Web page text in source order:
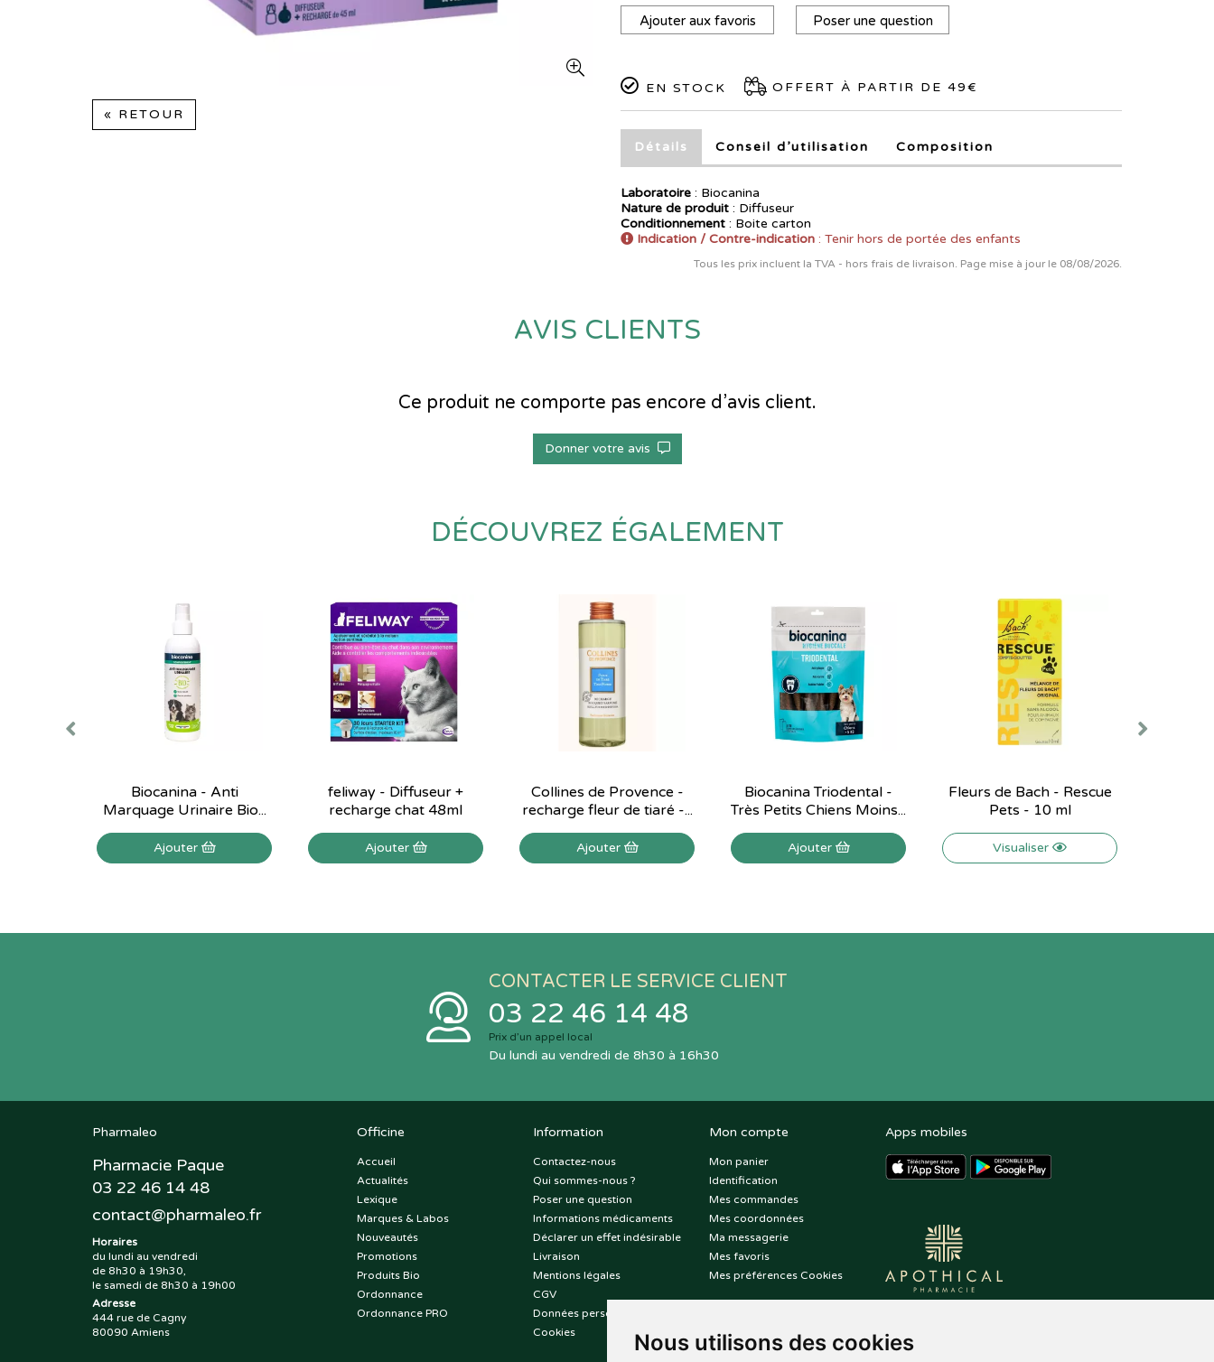
Nous utilisons des cookies
« RETOUR
Ajouter aux favoris Poser une question
EN STOCK OFFERT À PARTIR DE 49€
Détails Conseil d’utilisation Composition
Laboratoire : Biocanina
Nature de produit : Diffuseur
Conditionnement : Boite carton
Indication / Contre-indication : Tenir hors de portée des enfants
Tous les prix incluent la TVA - hors frais de livraison. Page mise à jour le 08/08/2026.
AVIS CLIENTS
Ce produit ne comporte pas encore d’avis client.
Donner votre avis
DÉCOUVREZ ÉGALEMENT
Biocanina - Anti
Marquage Urinaire Bio...
Ajouter
feliway - Diffuseur +
recharge chat 48ml
Ajouter
Collines de Provence -
recharge fleur de tiaré -...
Ajouter
Biocanina Triodental -
Très Petits Chiens Moins...
Ajouter
Fleurs de Bach - Rescue
Pets - 10 ml
Visualiser
CONTACTER LE SERVICE CLIENT
03 22 46 14 48
Prix d’un appel local
Du lundi au vendredi de 8h30 à 16h30
Pharmaleo
Pharmacie Paque
03 22 46 14 48
contact@pharmaleo.fr
Horaires
du lundi au vendredi
de 8h30 à 19h30,
le samedi de 8h30 à 19h00
Adresse
444 rue de Cagny
80090 Amiens
Officine
Accueil
Actualités
Lexique
Marques & Labos
Nouveautés
Promotions
Produits Bio
Ordonnance
Ordonnance PRO
Information
Contactez-nous
Qui sommes-nous ?
Poser une question
Informations médicaments
Déclarer un effet indésirable
Livraison
Mentions légales
CGV
Données personnelles
Cookies
Mon compte
Mon panier
Identification
Mes commandes
Mes coordonnées
Ma messagerie
Mes favoris
Mes préférences Cookies
Apps mobiles